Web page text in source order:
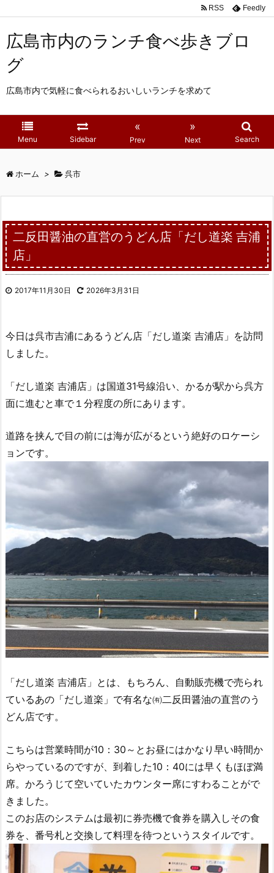
広島市内のランチ食べ歩きブロ
グ
広島市内で気軽に食べられるおいしいランチを求めて
Menu Sidebar
«
Prev
»
Next Search
RSS Feedly
ホーム > 呉市
二反田醤油の直営のうどん店「だし道楽 吉浦
店」
2017年11月30日 2026年3月31日
今日は呉市吉浦にあるうどん店「だし道楽 吉浦店」を訪問
しました。
「だし道楽 吉浦店」は国道31号線沿い、かるが駅から呉方
面に進むと車で１分程度の所にあります。
道路を挟んで目の前には海が広がるという絶好のロケーシ
ョンです。
「だし道楽 吉浦店」とは、もちろん、自動販売機で売られ
ているあの「だし道楽」で有名な㈲二反田醤油の直営のう
どん店です。
こちらは営業時間が10：30～とお昼にはかなり早い時間か
らやっているのですが、到着した10：40には早くもほぼ満
席。かろうじて空いていたカウンター席にすわることがで
きました。
このお店のシステムは最初に券売機で食券を購入しその食
券を、番号札と交換して料理を待つというスタイルです。